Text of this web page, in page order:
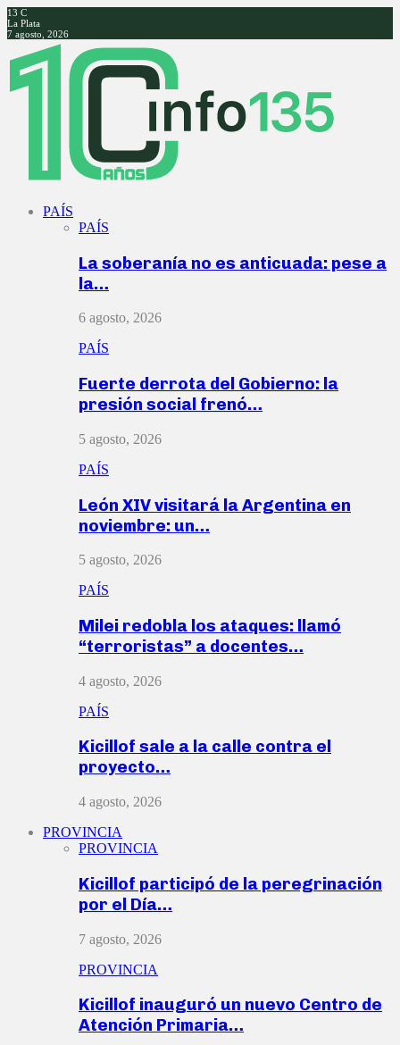
13 C
La Plata
7 agosto, 2026
Facebook
Twitter
Instagram
Youtube
PAÍS
PAÍS
La soberanía no es anticuada: pese a
la…
6 agosto, 2026
PAÍS
Fuerte derrota del Gobierno: la
presión social frenó…
5 agosto, 2026
PAÍS
León XIV visitará la Argentina en
noviembre: un…
5 agosto, 2026
PAÍS
Milei redobla los ataques: llamó
“terroristas” a docentes…
4 agosto, 2026
PAÍS
Kicillof sale a la calle contra el
proyecto…
4 agosto, 2026
PROVINCIA
PROVINCIA
Kicillof participó de la peregrinación
por el Día…
7 agosto, 2026
PROVINCIA
Kicillof inauguró un nuevo Centro de
Atención Primaria…